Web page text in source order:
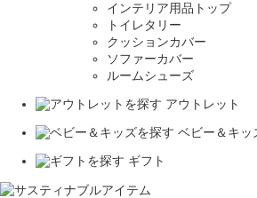
インテリア用品トップ
トイレタリー
クッションカバー
ソファーカバー
ルームシューズ
アウトレット
ベビー＆キッ
ギフト